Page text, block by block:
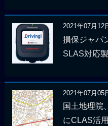
2021年07月12
損保ジャパ
SLAS対応
2021年07月05
国土地理院
にCLAS活